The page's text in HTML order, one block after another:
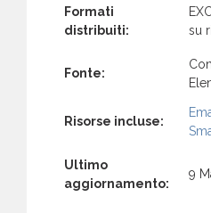
Formati
distribuiti:
su
Fonte:
Risorse incluse:
Ultimo
aggiornamento:
9